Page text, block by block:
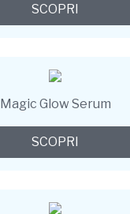
SCOPRI
Magic Glow Serum
SCOPRI